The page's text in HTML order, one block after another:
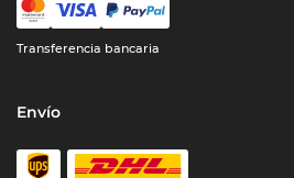
Transferencia bancaria
Envío